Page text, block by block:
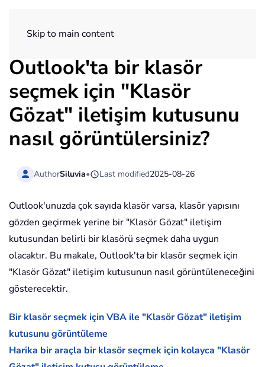
Skip to main content
Outlook'ta bir klasör
seçmek için "Klasör
Gözat" iletişim kutusunu
nasıl görüntülersiniz?
AuthorSiluvia• Last modified2025-08-26
Outlook'unuzda çok sayıda klasör varsa, klasör yapısını
gözden geçirmek yerine bir "Klasör Gözat" iletişim
kutusundan belirli bir klasörü seçmek daha uygun
olacaktır. Bu makale, Outlook'ta bir klasör seçmek için
"Klasör Gözat" iletişim kutusunun nasıl görüntüleneceğini
gösterecektir.
Bir klasör seçmek için VBA ile "Klasör Gözat" iletişim
kutusunu görüntüleme
Harika bir araçla bir klasör seçmek için kolayca "Klasör